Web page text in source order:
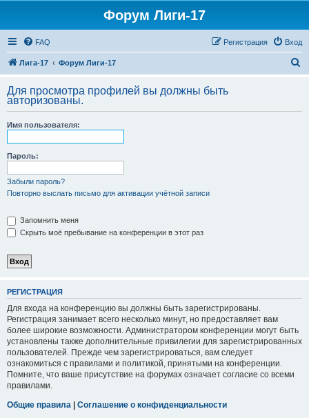
Форум Лиги-17
FAQ Вход
Регистрация
Лига-17 Форум Лиги-17
с
Для просмотра профилей вы должны быть
авторизованы.
Имя пользователя:
Пароль:
Забыли пароль?
Повторно выслать письмо для активации учётной записи
Запомнить меня
Скрыть моё пребывание на конференции в этот раз
РЕГИСТРАЦИЯ
Для входа на конференцию вы должны быть зарегистрированы.
Регистрация занимает всего несколько минут, но предоставляет вам
более широкие возможности. Администратором конференции могут быть
установлены также дополнительные привилегии для зарегистрированных
пользователей. Прежде чем зарегистрироваться, вам следует
ознакомиться с правилами и политикой, принятыми на конференции.
Помните, что ваше присутствие на форумах означает согласие со всеми
правилами.
Общие правила | Соглашение о конфиденциальности